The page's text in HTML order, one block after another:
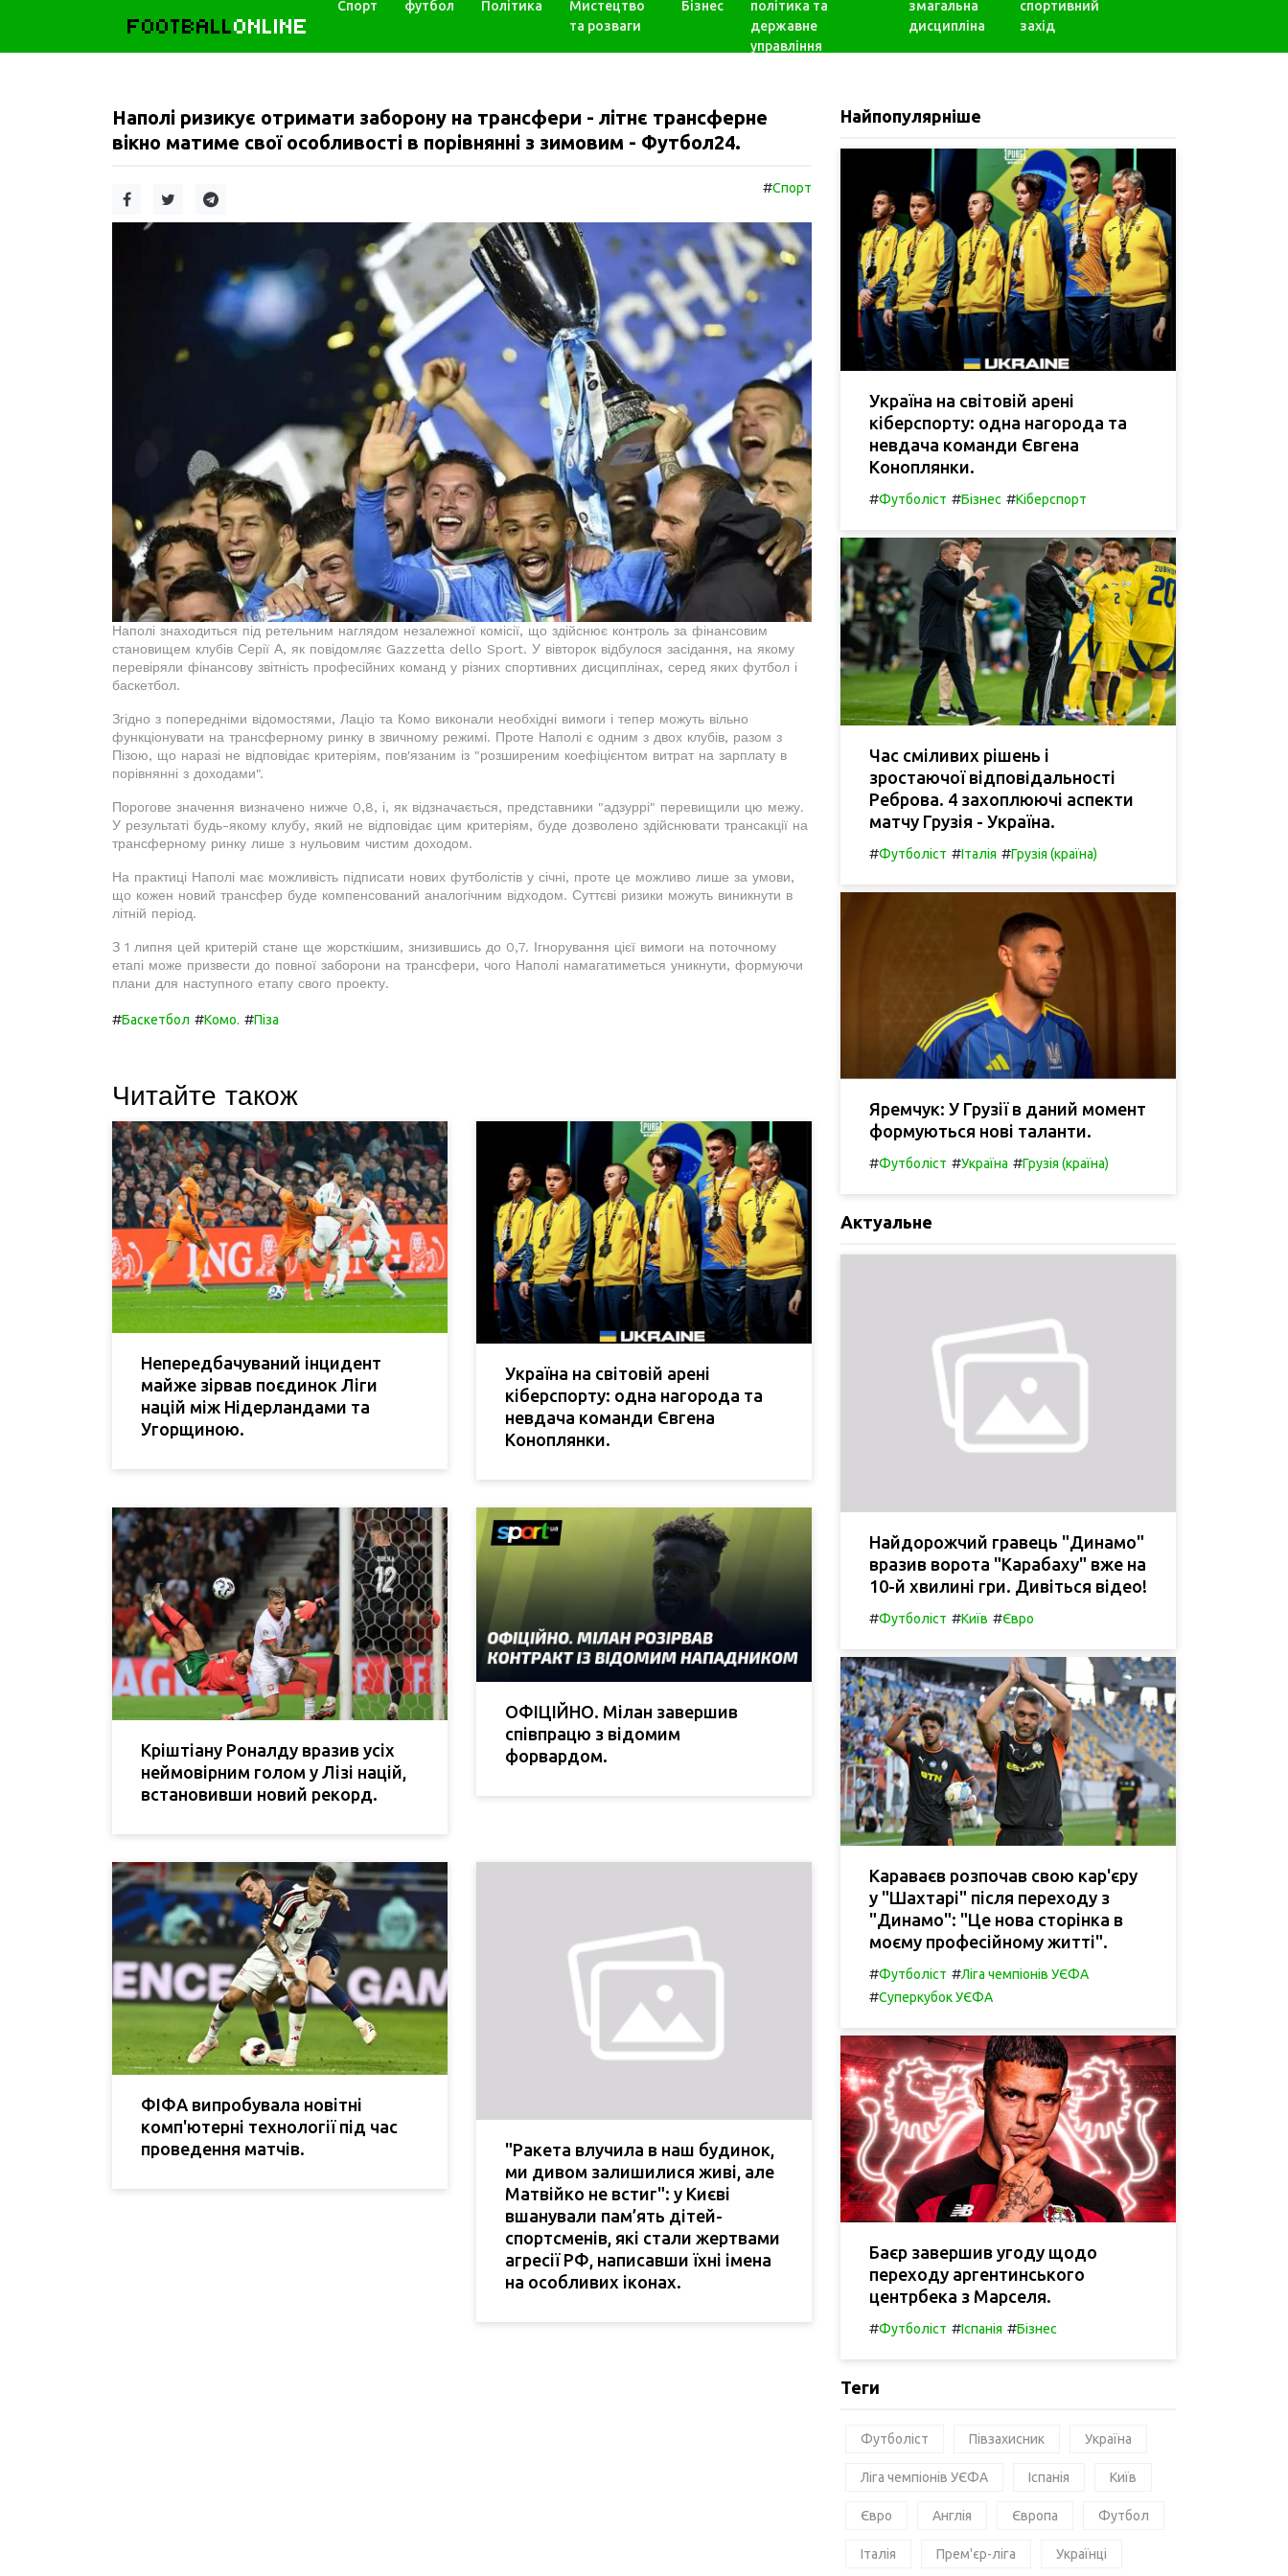
FOOTBALLONLINE
Спорт футбол Політика
Мистецтво
та розваги
Бізнес
політика та
державне
управління
змагальна
дисципліна
спортивний
захід
Наполі ризикує отримати заборону на трансфери - літнє трансферне
вікно матиме свої особливості в порівнянні з зимовим - Футбол24.
#Спорт
Наполі знаходиться під ретельним наглядом незалежної комісії, що здійснює контроль за фінансовим
становищем клубів Серії А, як повідомляє Gazzetta dello Sport. У вівторок відбулося засідання, на якому
перевіряли фінансову звітність професійних команд у різних спортивних дисциплінах, серед яких футбол і
баскетбол.
Згідно з попередніми відомостями, Лаціо та Комо виконали необхідні вимоги і тепер можуть вільно
функціонувати на трансферному ринку в звичному режимі. Проте Наполі є одним з двох клубів, разом з
Пізою, що наразі не відповідає критеріям, пов'язаним із "розширеним коефіцієнтом витрат на зарплату в
порівнянні з доходами".
Порогове значення визначено нижче 0,8, і, як відзначається, представники "адзуррі" перевищили цю межу.
У результаті будь-якому клубу, який не відповідає цим критеріям, буде дозволено здійснювати трансакції на
трансферному ринку лише з нульовим чистим доходом.
На практиці Наполі має можливість підписати нових футболістів у січні, проте це можливо лише за умови,
що кожен новий трансфер буде компенсований аналогічним відходом. Суттєві ризики можуть виникнути в
літній період.
З 1 липня цей критерій стане ще жорсткішим, знизившись до 0,7. Ігнорування цієї вимоги на поточному
етапі може призвести до повної заборони на трансфери, чого Наполі намагатиметься уникнути, формуючи
плани для наступного етапу свого проекту.
#Баскетбол #Комо. #Піза
Читайте також
Непередбачуваний інцидент
майже зірвав поєдинок Ліги
націй між Нідерландами та
Угорщиною.
Україна на світовій арені
кіберспорту: одна нагорода та
невдача команди Євгена
Коноплянки.
Кріштіану Роналду вразив усіх
неймовірним голом у Лізі націй,
встановивши новий рекорд.
ОФІЦІЙНО. Мілан завершив
співпрацю з відомим
форвардом.
ФІФА випробувала новітні
комп'ютерні технології під час
проведення матчів.
"Ракета влучила в наш будинок,
ми дивом залишилися живі, але
Матвійко не встиг": у Києві
вшанували пам’ять дітей-
спортсменів, які стали жертвами
агресії РФ, написавши їхні імена
на особливих іконах.
Найпопулярніше
Україна на світовій арені
кіберспорту: одна нагорода та
невдача команди Євгена
Коноплянки.
#Футболіст #Бізнес #Кіберспорт
Час сміливих рішень і
зростаючої відповідальності
Реброва. 4 захоплюючі аспекти
матчу Грузія - Україна.
#Футболіст #Італія #Грузія (країна)
Яремчук: У Грузії в даний момент
формуються нові таланти.
#Футболіст #Україна #Грузія (країна)
Актуальне
Найдорожчий гравець "Динамо"
вразив ворота "Карабаху" вже на
10-й хвилині гри. Дивіться відео!
#Футболіст #Київ #Євро
Караваєв розпочав свою кар'єру
у "Шахтарі" після переходу з
"Динамо": "Це нова сторінка в
моєму професійному житті".
#Футболіст #Ліга чемпіонів УЄФА
#Суперкубок УЄФА
Баєр завершив угоду щодо
переходу аргентинського
центрбека з Марселя.
#Футболіст #Іспанія #Бізнес
Теги
Футболіст Півзахисник Україна
Ліга чемпіонів УЄФА Іспанія Київ
Євро Англія Європа Футбол
Італія Прем'єр-ліга Українці